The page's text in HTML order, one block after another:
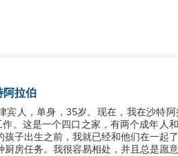
阿拉伯
宾人，单身，35岁。现在，我在沙特
作。这是一个四口之家，有两个成年人
孩子出生之前，我就已经和他们在一起
房任务。我很容易相处，并且总是愿